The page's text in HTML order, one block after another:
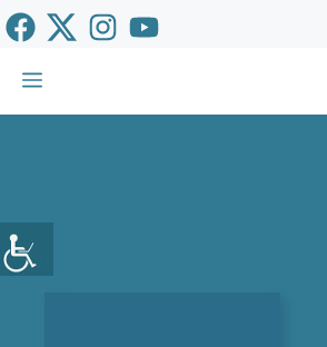
Vés
al
contingut
Menu